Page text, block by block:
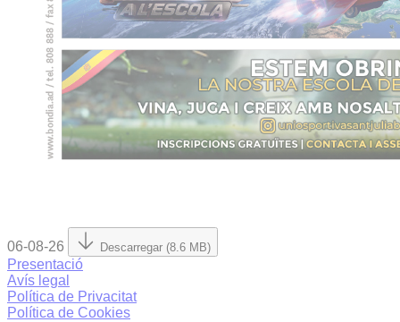
06-08-26 Descarregar (8.6 MB)
Presentació
Avís legal
Política de Privacitat
Política de Cookies